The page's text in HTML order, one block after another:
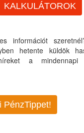
KALKULÁTOROK
információt
hetente küldök
a mindennapi
PénzTippet!